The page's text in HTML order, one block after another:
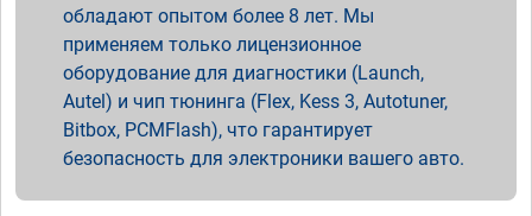
обладают опытом более 8 лет. Мы
применяем только лицензионное
оборудование для диагностики (Launch,
Autel) и чип тюнинга (Flex, Kess 3, Autotuner,
Bitbox, PCMFlash), что гарантирует
безопасность для электроники вашего авто.